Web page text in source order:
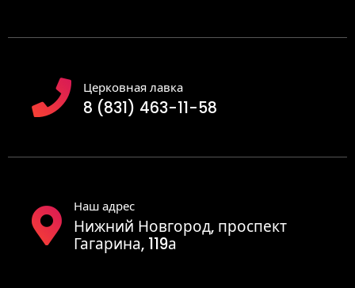
Церковная лавка
8 (831) 463-11-58
Наш адрес
Нижний Новгород, проспект
Гагарина, 119а